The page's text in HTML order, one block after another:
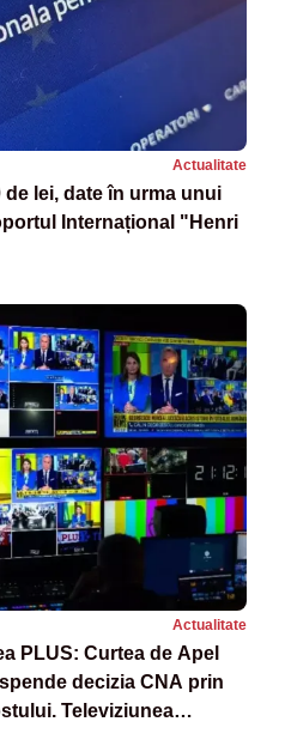
Actualitate
lei, date în urma unui
Internațional "Henri
Actualitate
PLUS: Curtea de Apel
decizia CNA prin
Televiziunea